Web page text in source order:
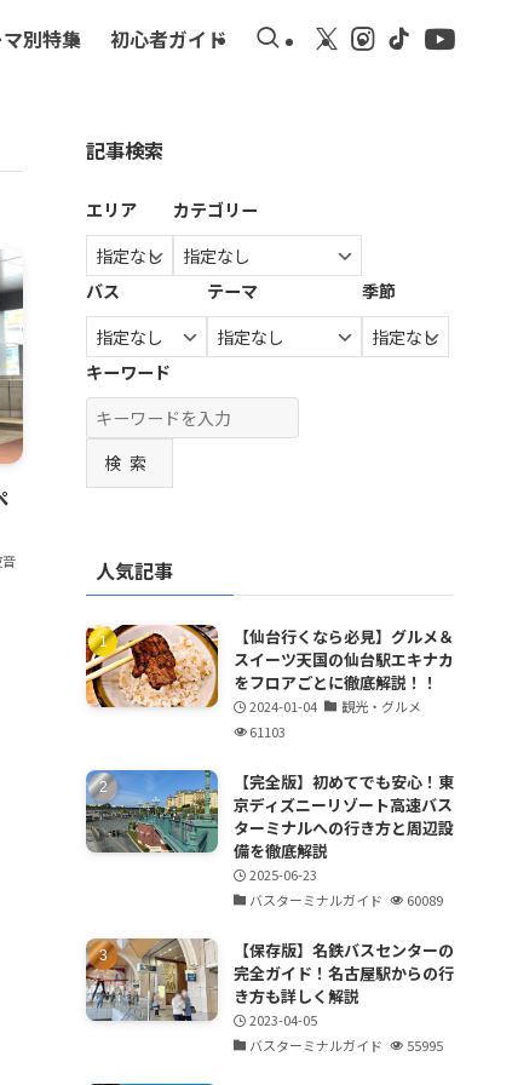
別特集 初心者ガイド
記事検索
エリア カテゴリー
バス テーマ 季節
キーワード
検索
人気記事
【仙台行くなら必見】グルメ＆
スイーツ天国の仙台駅エキナカ
をフロアごとに徹底解説！！
2024-01-04
観光・グルメ
61103
【完全版】初めてでも安心！東
京ディズニーリゾート高速バス
ターミナルへの行き方と周辺設
備を徹底解説
2025-06-23
バスターミナルガイド
60089
【保存版】名鉄バスセンターの
完全ガイド！名古屋駅からの行
き方も詳しく解説
2023-04-05
バスターミナルガイド
55995